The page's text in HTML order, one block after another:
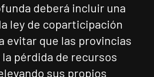
deberá incluir una
ley de coparticipación
evitar que las provincias
pérdida de recursos
sus propios